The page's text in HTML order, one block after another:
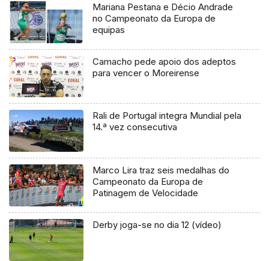
Mariana Pestana e Décio Andrade
no Campeonato da Europa de
equipas
Camacho pede apoio dos adeptos
para vencer o Moreirense
Rali de Portugal integra Mundial pela
14.ª vez consecutiva
Marco Lira traz seis medalhas do
Campeonato da Europa de
Patinagem de Velocidade
Derby joga-se no dia 12 (vídeo)